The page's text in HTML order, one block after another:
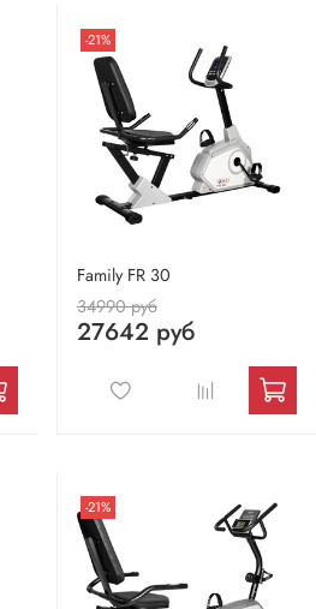
-21%
Family FR 30
34990 руб
27642 руб
-21%